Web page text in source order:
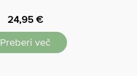
24,95 €
Preberi več